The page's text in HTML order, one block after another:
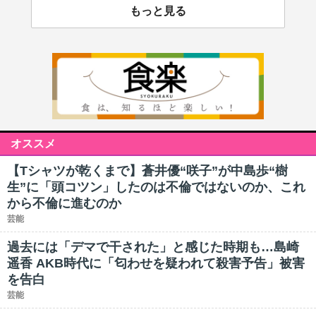
もっと見る
オススメ
【Tシャツが乾くまで】蒼井優“咲子”が中島歩“樹
生”に「頭コツン」したのは不倫ではないのか、これ
から不倫に進むのか
芸能
過去には「デマで干された」と感じた時期も…島崎
遥香 AKB時代に「匂わせを疑われて殺害予告」被害
を告白
芸能